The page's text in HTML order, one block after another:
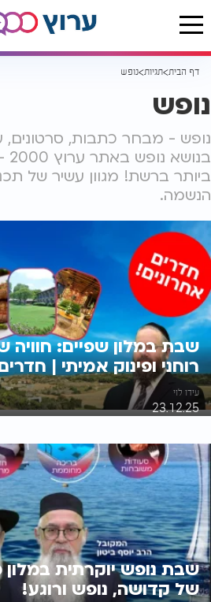
דף הבית תגיות נופש
נופש
נופש - מבחר כתבות, סרטונים,
ביותר ברשת! מגוון עשיר של
הנשמה.
שבת במלון שפיים: חוויה
רוחני ופינוק אמיתי |
עידו לוי
23.12.25
שבת נופש יוקרתית במלון
של קדושה, נופש ורוגע!